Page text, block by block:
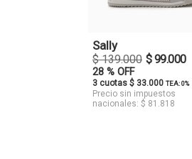
Sally
$ 139.000 $ 99.000
28 % OFF
3 cuotas $ 33.000 TEA: 0%
Precio sin impuestos
nacionales: $ 81.818